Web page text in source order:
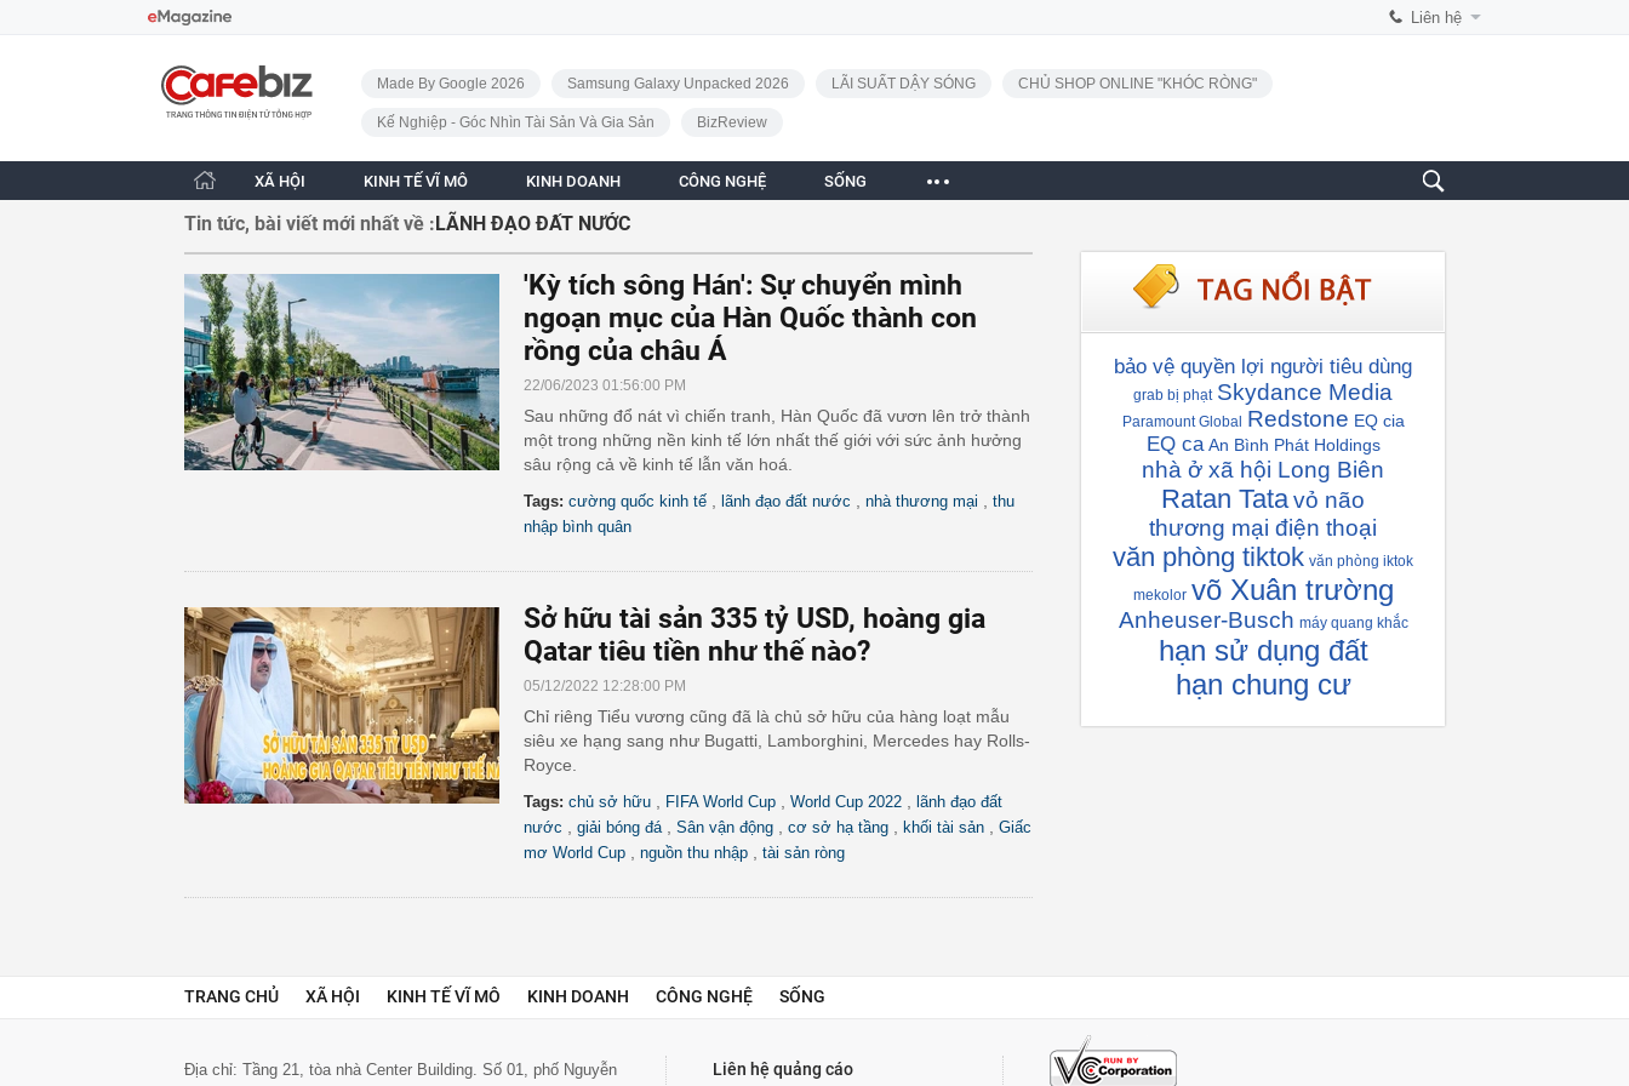
Liên hệ
CafeBiz - Trang chủ
Made By Google 2026
Samsung Galaxy Unpacked 2026 LÃI SUẤT DẬY SÓNG CHỦ SHOP ONLINE "KHÓC RÒNG"
Kế Nghiệp - Góc Nhìn Tài Sản Và Gia Sản BizReview
XÃ HỘI KINH TẾ VĨ MÔ KINH DOANH CÔNG NGHỆ SỐNG
Tin tức, bài viết mới nhất về :LÃNH ĐẠO ĐẤT NƯỚC
'Kỳ tích sông Hán': Sự chuyển mình
ngoạn mục của Hàn Quốc thành con
rồng của châu Á
22/06/2023 01:56:00 PM
Sau những đổ nát vì chiến tranh, Hàn Quốc đã vươn lên trở thành
một trong những nền kinh tế lớn nhất thế giới với sức ảnh hưởng
sâu rộng cả về kinh tế lẫn văn hoá.
Tags: cường quốc kinh tế lãnh đạo đất nước nhà thương mại
thu
nhập bình quân
Sở hữu tài sản 335 tỷ USD, hoàng gia
Qatar tiêu tiền như thế nào?
05/12/2022 12:28:00 PM
Chỉ riêng Tiểu vương cũng đã là chủ sở hữu của hàng loạt mẫu
siêu xe hạng sang như Bugatti, Lamborghini, Mercedes hay Rolls-
Royce.
Tags: chủ sở hữu FIFA World Cup World Cup 2022
lãnh đạo đất
nước
giải bóng đá Sân vận động cơ sở hạ tầng khối tài sản
Giấc
mơ World Cup
nguồn thu nhập tài sản ròng
bảo vệ quyền lợi người tiêu dùng
grab bị phạt Skydance Media
Paramount Global Redstone EQ cia
EQ ca An Bình Phát Holdings
nhà ở xã hội Long Biên
Ratan Tatavỏ não
thương mại điện thoại
văn phòng tiktok văn phòng iktok
mekolor võ Xuân trường
Anheuser-Busch máy quang khắc
hạn sử dụng đất
hạn chung cư
TRANG CHỦ XÃ HỘI KINH TẾ VĨ MÔ KINH DOANH CÔNG NGHỆ SỐNG
Địa chỉ: Tầng 21, tòa nhà Center Building. Số 01, phố Nguyễn Liên hệ quảng cáo